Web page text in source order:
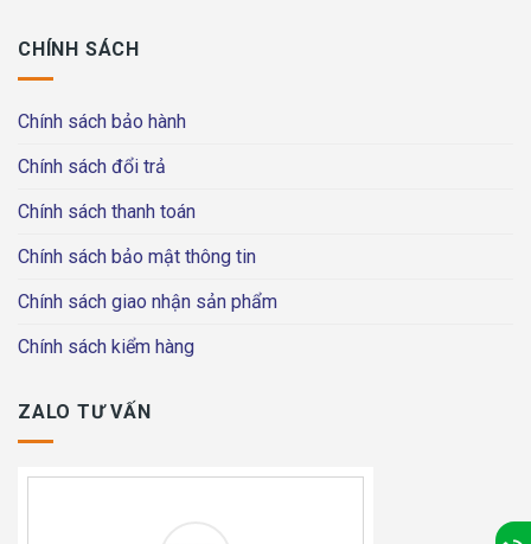
CHÍNH SÁCH
Chính sách bảo hành
Chính sách đổi trả
Chính sách thanh toán
Chính sách bảo mật thông tin
Chính sách giao nhận sản phẩm
Chính sách kiểm hàng
ZALO TƯ VẤN